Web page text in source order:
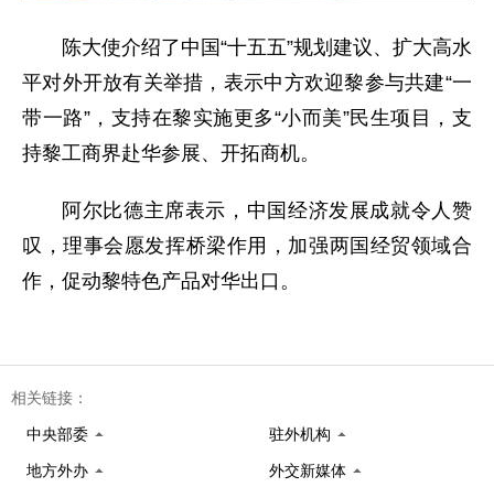
陈大使介绍了中国“十五五”规划建议、扩大高水
平对外开放有关举措，表示中方欢迎黎参与共建“一
带一路”，支持在黎实施更多“小而美”民生项目，支
持黎工商界赴华参展、开拓商机。
阿尔比德主席表示，中国经济发展成就令人赞
叹，理事会愿发挥桥梁作用，加强两国经贸领域合
作，促动黎特色产品对华出口。
相关链接：
中央部委 驻外机构
地方外办 外交新媒体